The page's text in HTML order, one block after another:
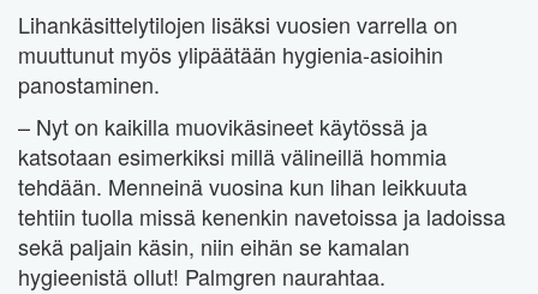
Lihankäsittelytilojen lisäksi vuosien varrella on
muuttunut myös ylipäätään hygienia-asioihin
panostaminen.
– Nyt on kaikilla muovikäsineet käytössä ja
katsotaan esimerkiksi millä välineillä hommia
tehdään. Menneinä vuosina kun lihan leikkuuta
tehtiin tuolla missä kenenkin navetoissa ja ladoissa
sekä paljain käsin, niin eihän se kamalan
hygieenistä ollut! Palmgren naurahtaa.